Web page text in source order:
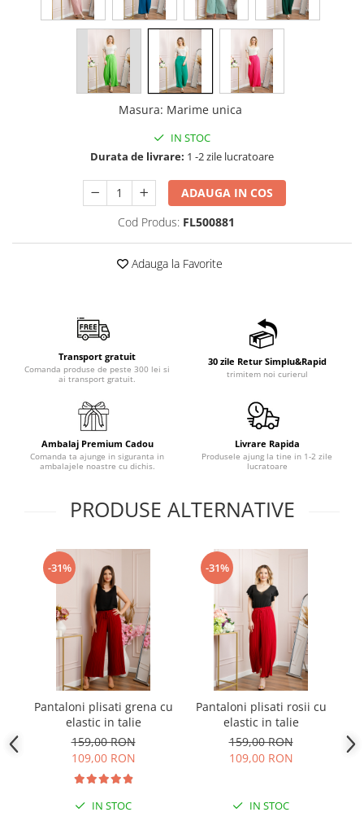
Masura: Marime unica
IN STOC
Durata de livrare: 1 -2 zile lucratoare
ADAUGA IN COS
Cod Produs: FL500881
Adauga la Favorite
Transport gratuit
Comanda produse de peste 300 lei si
ai transport gratuit.
30 zile Retur Simplu&Rapid
trimitem noi curierul
Ambalaj Premium Cadou
Comanda ta ajunge in siguranta in
ambalajele noastre cu dichis.
Livrare Rapida
Produsele ajung la tine in 1-2 zile
lucratoare
PRODUSE ALTERNATIVE
-31%
Pantaloni plisati grena cu
elastic in talie
159,00 RON
109,00 RON
IN STOC
-31%
Pantaloni plisati rosii cu
elastic in talie
159,00 RON
109,00 RON
IN STOC